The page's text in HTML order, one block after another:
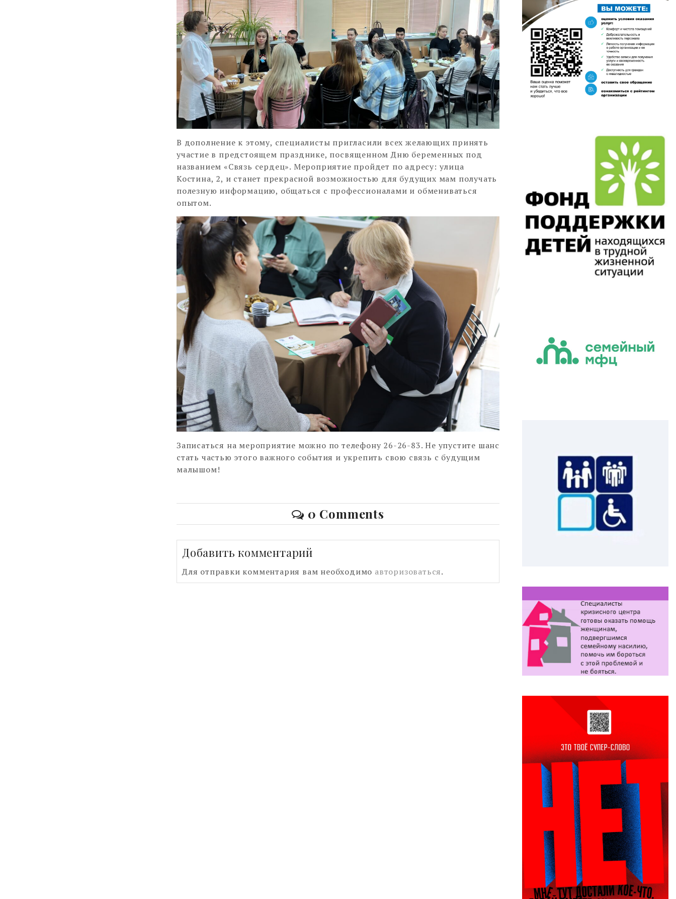
В дополнение к этому, специалисты пригласили всех желающих принять
участие в предстоящем празднике, посвященном Дню беременных под
названием «Связь сердец». Мероприятие пройдет по адресу: улица
Костина, 2, и станет прекрасной возможностью для будущих мам получать
полезную информацию, общаться с профессионалами и обмениваться
опытом.
Записаться на мероприятие можно по телефону 26-26-83. Не упустите шанс
стать частью этого важного события и укрепить свою связь с будущим
малышом!
0 Comments
Добавить комментарий
Для отправки комментария вам необходимо авторизоваться.